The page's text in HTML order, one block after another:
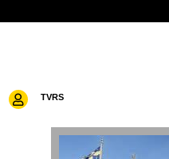
TVRS